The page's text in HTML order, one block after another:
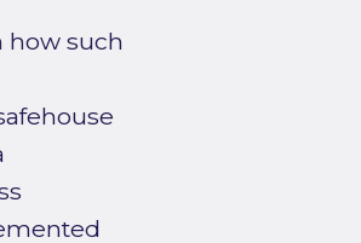
how such